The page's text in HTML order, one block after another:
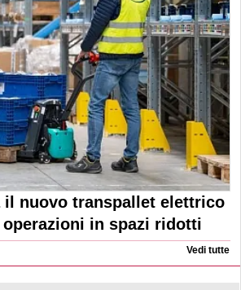
il nuovo transpallet elettrico
in spazi ridotti
Vedi tutte